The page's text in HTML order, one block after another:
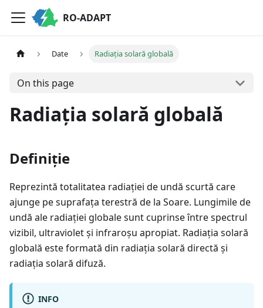
RO-ADAPT
Date Radiația solară globală
On this page
Radiația solară globală
Definiție
Reprezintă totalitatea radiației de undă scurtă care
ajunge pe suprafața terestră de la Soare. Lungimile de
undă ale radiației globale sunt cuprinse între spectrul
vizibil, ultraviolet și infraroșu apropiat. Radiația solară
globală este formată din radiația solară directă și
radiația solară difuză.
INFO